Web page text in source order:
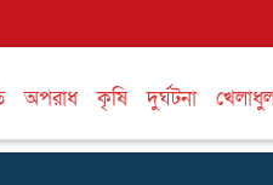
অপরাধ কৃষি দুর্ঘটনা